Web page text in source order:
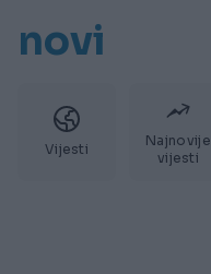
novi
Vijesti
Najnovije
vijesti